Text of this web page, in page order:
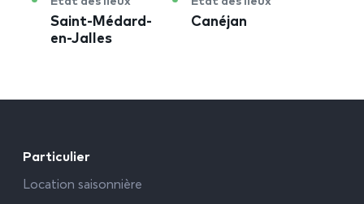
Saint-Médard-
en-Jalles
Canéjan
Particulier
Location saisonnière